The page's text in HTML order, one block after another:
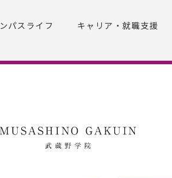
パスライフ キャリア・就職支援